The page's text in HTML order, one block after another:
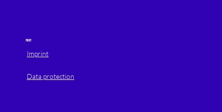
POLICY
Imprint
Data protection